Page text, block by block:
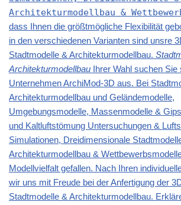
Architekturmodellbau &
dass Ihnen die größtmögliche Flexibilität
in den verschiedenen Varianten sind unsre
Stadtmodelle & Architekturmodellbau.
Architekturmodellbau Ihrer Wahl suchen
Unternehmen ArchiMod-3D aus. Bei
Architekturmodellbau und Geländemodelle,
Umgebungsmodelle, Massenmodelle &
und Kaltluftstömung Untersuchungen &
Simulationen, Dreidimensionale
Architekturmodellbau &
Modellvielfalt gefallen. Nach Ihren
wir uns mit Freude bei der Anfertigung der
Stadtmodelle & Architekturmodellbau.